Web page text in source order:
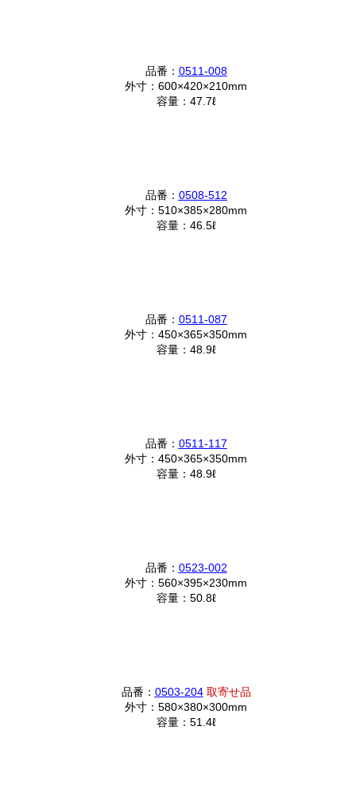
品番： 0511-008
外寸：600×420×210mm
容量：47.7ℓ
品番： 0508-512
外寸：510×385×280mm
容量：46.5ℓ
品番： 0511-087
外寸：450×365×350mm
容量：48.9ℓ
品番： 0511-117
外寸：450×365×350mm
容量：48.9ℓ
品番： 0523-002
外寸：560×395×230mm
容量：50.8ℓ
品番： 0503-204 取寄せ品
外寸：580×380×300mm
容量：51.4ℓ